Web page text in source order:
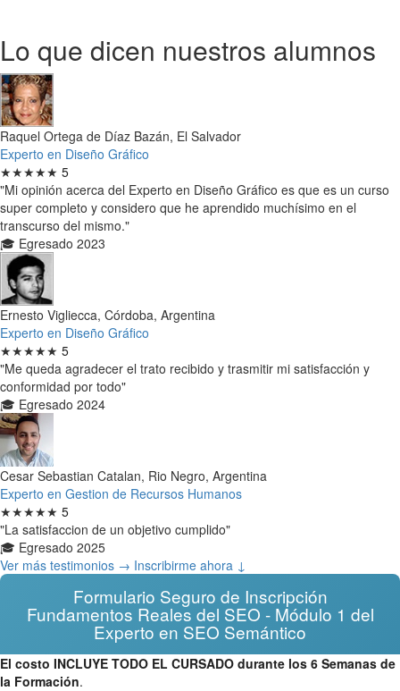
Lo que dicen nuestros alumnos
Raquel Ortega de Díaz Bazán, El Salvador
Experto en Diseño Gráfico
★★★★★ 5
"Mi opinión acerca del Experto en Diseño Gráfico es que es un curso
super completo y considero que he aprendido muchísimo en el
transcurso del mismo."
🎓 Egresado 2023
Ernesto Vigliecca, Córdoba, Argentina
Experto en Diseño Gráfico
★★★★★ 5
"Me queda agradecer el trato recibido y trasmitir mi satisfacción y
conformidad por todo"
🎓 Egresado 2024
Cesar Sebastian Catalan, Rio Negro, Argentina
Experto en Gestion de Recursos Humanos
★★★★★ 5
"La satisfaccion de un objetivo cumplido"
🎓 Egresado 2025
Ver más testimonios → Inscribirme ahora ↓
Formulario Seguro de Inscripción
Fundamentos Reales del SEO - Módulo 1 del
Experto en SEO Semántico
El costo INCLUYE TODO EL CURSADO durante los 6 Semanas de
la Formación.